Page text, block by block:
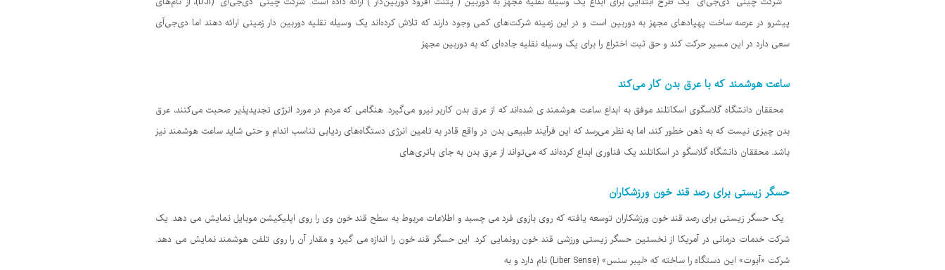
پیشرو در عرصه ساخت پهپادهای مجهز به دوربین است و در این زمینه شرکت‌های کمی وجود دارند که تلاش کرده‌اند یک وسیله نقلیه دوربین دار زمینی ارائه دهند اما دی‌جی‌آی
سعی دارد در این مسیر حرکت کند و حق ثبت اختراع را برای یک وسیله نقلیه جاده‌ای که به دوربین مجهز
ساعت هوشمند که با عرق بدن کار می‌کند
محققان دانشگاه گلاسگوی اسکاتلند موفق به ابداع ساعت هوشمند ی شده‌اند که از عرق بدن کاربر نیرو می‌گیرد. هنگامی که مردم در مورد انرژی تجدیدپذیر صحبت می‌کنند، عرق
بدن چیزی نیست که به ذهن خطور کند، اما به نظر می‌رسد که این فرآیند طبیعی بدن در واقع قادر به تامین انرژی دستگاه‌های ردیابی تناسب اندام و حتی شاید ساعت هوشمند نیز
باشد. محققان دانشگاه گلاسگو در اسکاتلند یک فناوری ابداع کرده‌اند که می‌تواند از عرق بدن به جای باتری‌های
حسگر زیستی برای رصد قند خون ورزشکاران
یک حسگر زیستی برای رصد قند خون ورزشکاران توسعه یافته که روی بازوی فرد می چسبد و اطلاعات مربوط به سطح قند خون وی را روی اپلیکیشن موبایل نمایش می دهد. یک
شرکت خدمات درمانی در آمریکا از نخستین حسگر زیستی ورزشی قند خون رونمایی کرد. این حسگر قند خون را اندازه می گیرد و مقدار آن را روی تلفن هوشمند نمایش می دهد.
شرکت «آبوت» این دستگاه را ساخته که «لیبر سنس» (Liber Sense) نام دارد و به